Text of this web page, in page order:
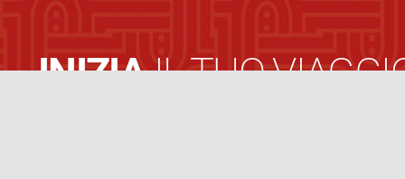
INIZIAIL TUO